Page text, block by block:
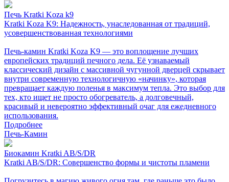
Печь Kratki Koza k9
Kratki Koza K9: Надежность, унаследованная от традиций,
усовершенствованная технологиями
Печь-камин Kratki Koza K9 — это воплощение лучших
европейских традиций печного дела. Её узнаваемый
классический дизайн с массивной чугунной дверцей скрывает
внутри современную технологичную «начинку», которая
превращает каждую поленья в максимум тепла. Это выбор для
тех, кто ищет не просто обогреватель, а долговечный,
красивый и невероятно эффективный очаг для ежедневного
использования.
Подробнее
Печь-Камин
Биокамин Kratki AB/S/DR
Kratki AB/S/DR: Совершенство формы и чистоты пламени